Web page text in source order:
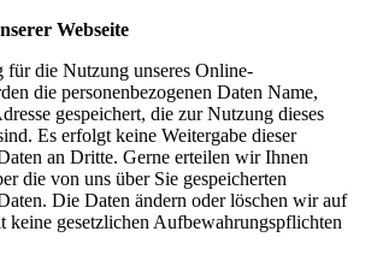
Webseite
für die Nutzung unseres Online-
die personenbezogenen Daten Name,
gespeichert, die zur Nutzung dieses
Es erfolgt keine Weitergabe dieser
an Dritte. Gerne erteilen wir Ihnen
die von uns über Sie gespeicherten
Die Daten ändern oder löschen wir auf
keine gesetzlichen Aufbewahrungspflichten